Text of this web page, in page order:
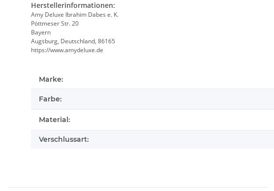
Herstellerinformationen:
Amy Deluxe Ibrahim Dabes e. K.
Pöttmeser Str. 20
Bayern
Augsburg, Deutschland, 86165
https://www.amydeluxe.de
Marke:
Farbe:
Material:
Verschlussart: